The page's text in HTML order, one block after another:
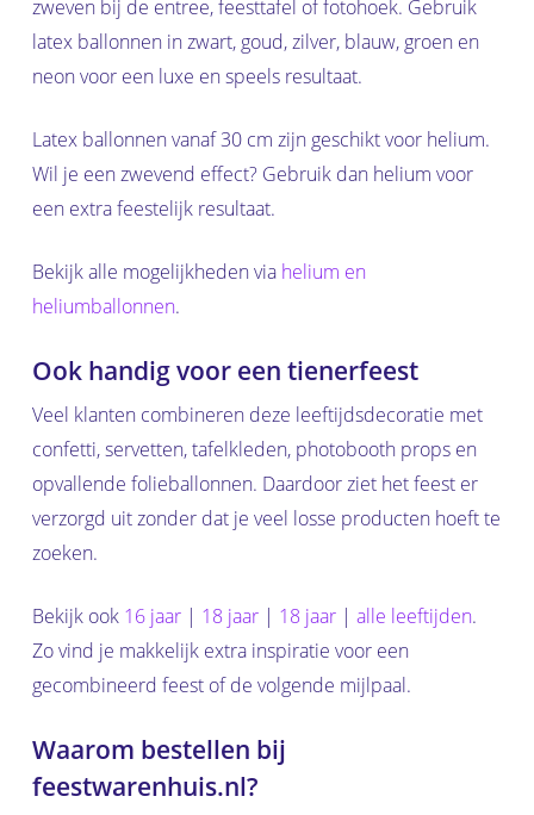
zweven bij de entree, feesttafel of fotohoek. Gebruik
latex ballonnen in zwart, goud, zilver, blauw, groen en
neon voor een luxe en speels resultaat.
Latex ballonnen vanaf 30 cm zijn geschikt voor helium.
Wil je een zwevend effect? Gebruik dan helium voor
een extra feestelijk resultaat.
Bekijk alle mogelijkheden via helium en
heliumballonnen.
Ook handig voor een tienerfeest
Veel klanten combineren deze leeftijdsdecoratie met
confetti, servetten, tafelkleden, photobooth props en
opvallende folieballonnen. Daardoor ziet het feest er
verzorgd uit zonder dat je veel losse producten hoeft te
zoeken.
Bekijk ook 16 jaar| 18 jaar| 18 jaar| alle leeftijden.
Zo vind je makkelijk extra inspiratie voor een
gecombineerd feest of de volgende mijlpaal.
Waarom bestellen bij
feestwarenhuis.nl?